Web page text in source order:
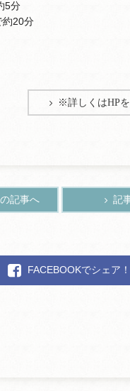
5分
20分
※詳しくはHP
記事へ 記
FACEBOOKでシェア！